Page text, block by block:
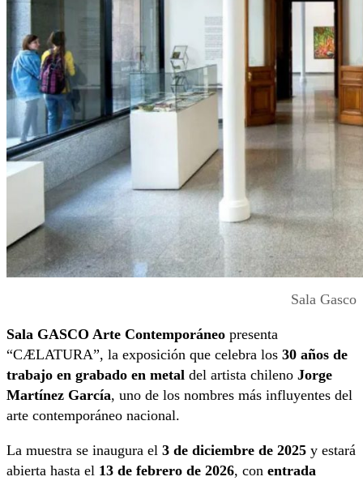
Sala Gasco
Sala GASCO Arte Contemporáneo presenta
“CÆLATURA”, la exposición que celebra los 30 años de
trabajo en grabado en metal del artista chileno Jorge
Martínez García, uno de los nombres más influyentes del
arte contemporáneo nacional.
La muestra se inaugura el 3 de diciembre de 2025 y estará
abierta hasta el 13 de febrero de 2026, con entrada